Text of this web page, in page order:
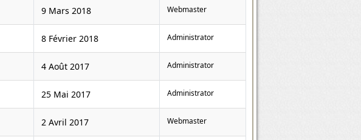
9 Mars 2018 Webmaster
8 Février 2018 Administrator
4 Août 2017 Administrator
25 Mai 2017 Administrator
2 Avril 2017 Webmaster